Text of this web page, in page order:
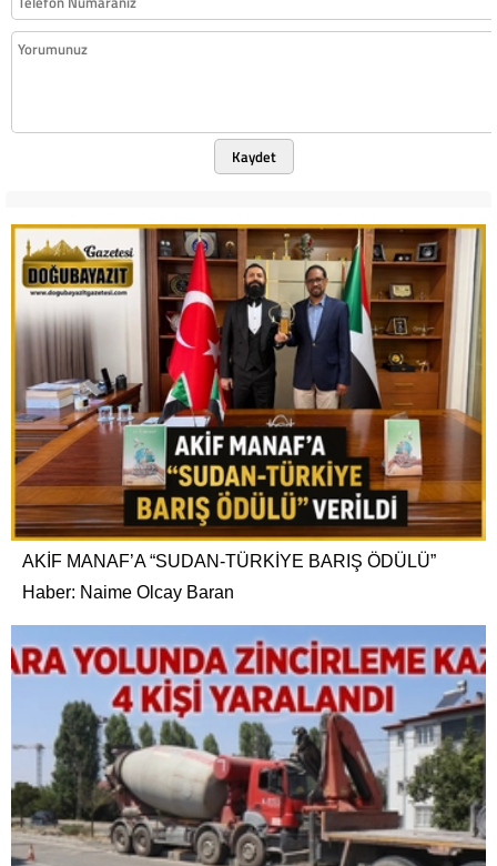
Kaydet
AKİF MANAF’A “SUDAN-TÜRKİYE BARIŞ ÖDÜLÜ”
Haber: Naime Olcay Baran